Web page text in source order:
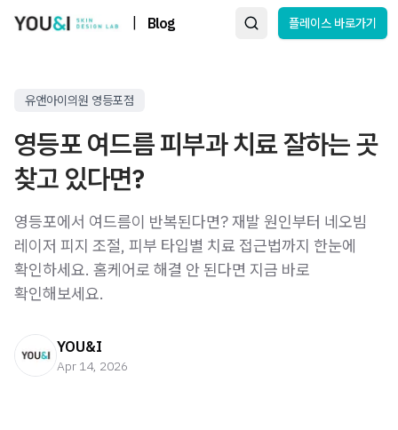
Blog 플레이스 바로가기
유앤아이의원 영등포점
영등포 여드름 피부과 치료 잘하는 곳
찾고 있다면?
영등포에서 여드름이 반복된다면? 재발 원인부터 네오빔
레이저 피지 조절, 피부 타입별 치료 접근법까지 한눈에
확인하세요. 홈케어로 해결 안 된다면 지금 바로
확인해보세요.
YOU&I
Apr 14, 2026